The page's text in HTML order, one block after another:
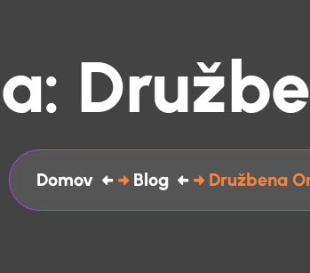
Domov Blog Družbena